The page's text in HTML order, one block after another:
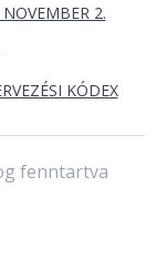
2.
KÓDEX
fenntartva